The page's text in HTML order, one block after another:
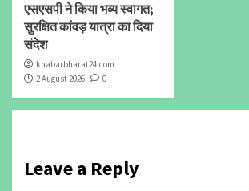
एसएसपी ने किया भव्य स्वागत;
सुरक्षित कांवड़ यात्रा का दिया
संदेश
khabarbharat24.com
2 August 2026
0
Leave a Reply